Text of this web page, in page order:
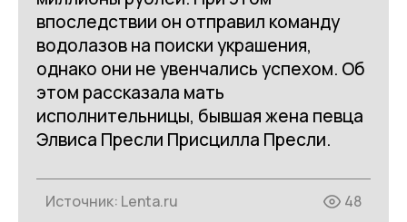
впоследствии он отправил команду
водолазов на поиски украшения,
однако они не увенчались успехом. Об
этом рассказала мать
исполнительницы, бывшая жена певца
Элвиса Пресли Присцилла Пресли.
Источник: Lenta.ru 48